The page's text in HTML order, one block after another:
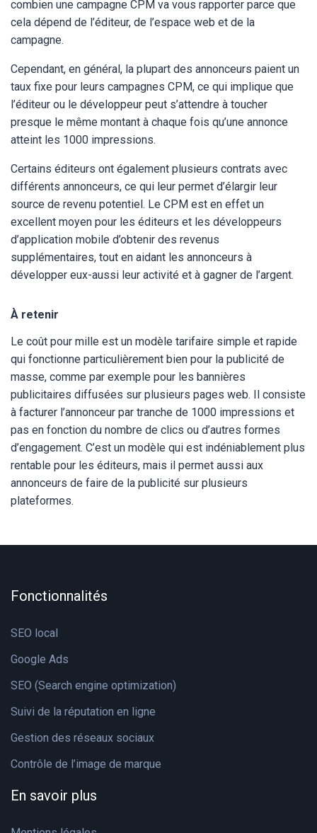
combien une campagne CPM va vous rapporter parce que
cela dépend de l’éditeur, de l’espace web et de la
campagne.
Cependant, en général, la plupart des annonceurs paient un
taux fixe pour leurs campagnes CPM, ce qui implique que
l’éditeur ou le développeur peut s’attendre à toucher
presque le même montant à chaque fois qu’une annonce
atteint les 1000 impressions.
Certains éditeurs ont également plusieurs contrats avec
différents annonceurs, ce qui leur permet d’élargir leur
source de revenu potentiel. Le CPM est en effet un
excellent moyen pour les éditeurs et les développeurs
d’application mobile d’obtenir des revenus
supplémentaires, tout en aidant les annonceurs à
développer eux-aussi leur activité et à gagner de l’argent.
À retenir
Le coût pour mille est un modèle tarifaire simple et rapide
qui fonctionne particulièrement bien pour la publicité de
masse, comme par exemple pour les bannières
publicitaires diffusées sur plusieurs pages web. Il consiste
à facturer l’annonceur par tranche de 1000 impressions et
pas en fonction du nombre de clics ou d’autres formes
d’engagement. C’est un modèle qui est indéniablement plus
rentable pour les éditeurs, mais il permet aussi aux
annonceurs de faire de la publicité sur plusieurs
plateformes.
Fonctionnalités
SEO local
Google Ads
SEO (Search engine optimization)
Suivi de la réputation en ligne
Gestion des réseaux sociaux
Contrôle de l’image de marque
En savoir plus